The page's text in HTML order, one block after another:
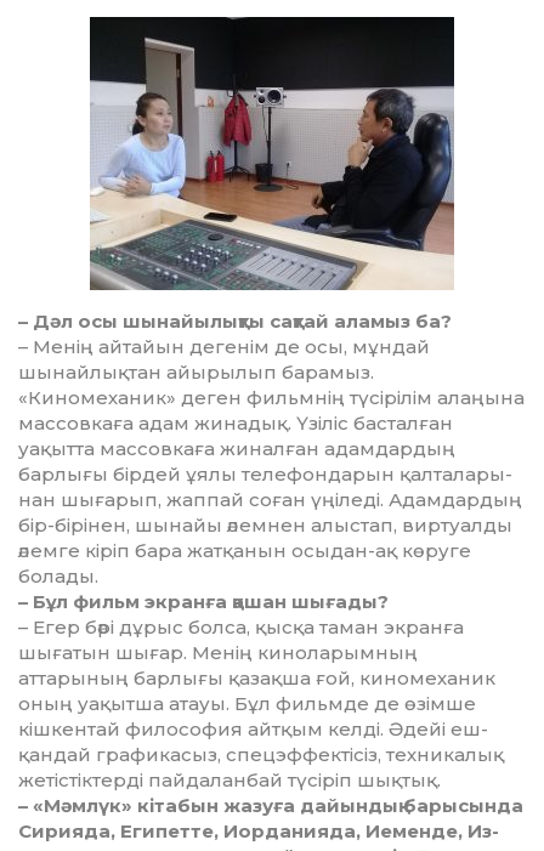
– Дәл осы шынайылықты сақтай аламыз ба?
– Менің айтайын дегенім де осы, мұндай
шынайлықтан айы­ры­лып барамыз.
«Киномеханик» де­ген фильмнің түсірілім алаңына
мас­совкаға адам жинадық. Үзіліс бас­талған
уақытта массовкаға жи­нал­ған адамдардың
барлығы бір­дей ұялы телефондарын қалта­лары­
нан шығарып, жаппай соған үңі­леді. Адамдардың
бір-бірінен, шы­найы әлемнен алыстап, вир­туал­ды
әлемге кіріп бара жатқанын осы­дан-ақ көруге
болады.
– Бұл фильм экранға қашан шы­ғады?
– Егер бәрі дұрыс болса, қысқа та­ман экранға
шығатын шығар. Ме­нің киноларымның
аттарының бар­лығы қазақша ғой, кино­ме­ханик
оның уақытша атауы. Бұл фи­льмде де өзімше
кішкентай фи­лософия айтқым келді. Әдейі еш­
қандай графикасыз, спецэф­фек­ті­сіз, техникалық
жетістіктерді пай­даланбай түсіріп шықтық.
– «Мәмлүк» кітабын жазуға дайын­дық барысында
Сирияда, Египетте, Иорданияда, Иеменде, Из­